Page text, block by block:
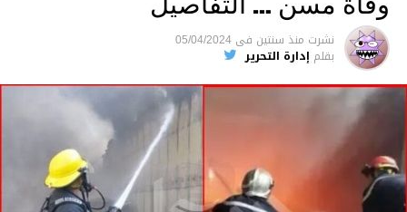
متابعة
قسم الاخبار
نشرت منذ سنتين فى 05/04/2024
بقلم إدارة التحرير